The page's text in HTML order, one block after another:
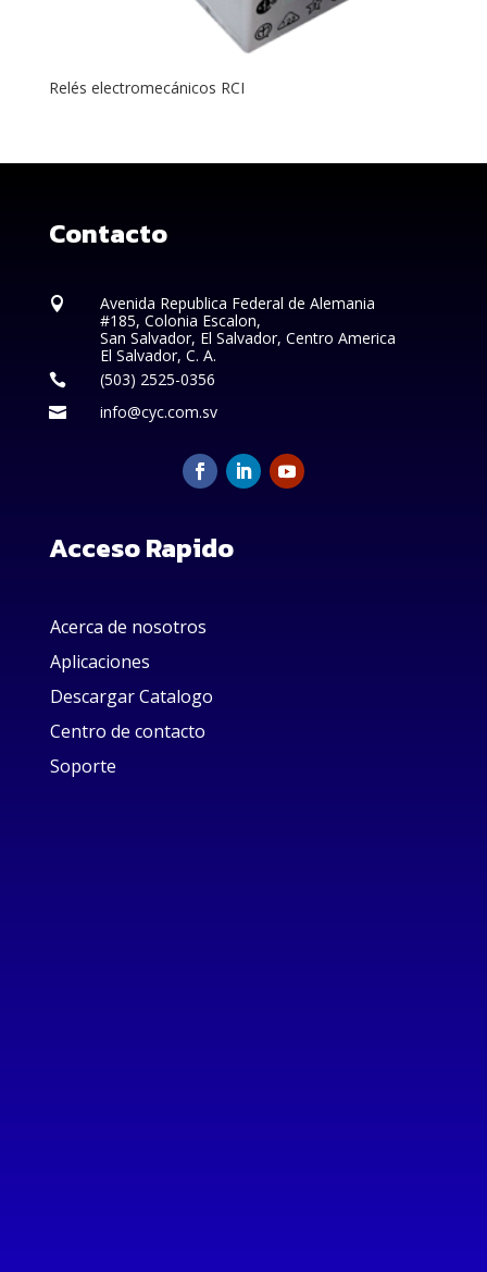
Relés electromecánicos RCI
Contacto

Avenida Republica Federal de Alemania
#185, Colonia Escalon,
San Salvador, El Salvador, Centro America
El Salvador, C. A.
 (503) 2525-0356
 info@cyc.com.sv
Acceso Rapido
Acerca de nosotros
Aplicaciones
Descargar Catalogo
Centro de contacto
Soporte